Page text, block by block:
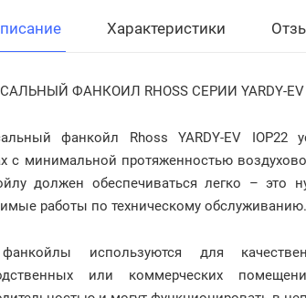
Характеристики
ФАНКОИЛ RHOSS СЕРИИ YARDY-EV
фанкойл Rhoss YARDY-EV
с минимальной протяженностью
должен обеспечиваться легко – это
работы по техническому обслуживанию.
используются для
или коммерческих